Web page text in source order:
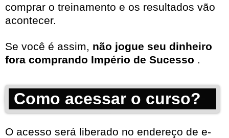
comprar o treinamento e os resultados vão
acontecer.
Se você é assim, não jogue seu dinheiro
fora comprando Império de Sucesso .
Como acessar o curso?
O acesso será liberado no endereço de e-